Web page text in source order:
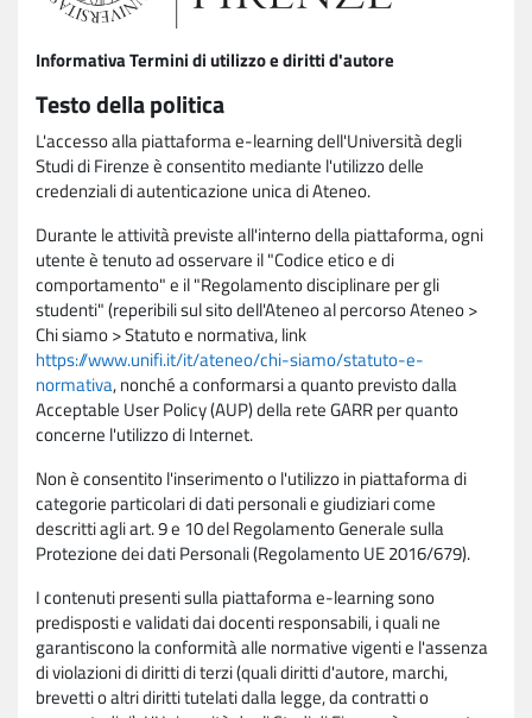
Informativa Termini di utilizzo e diritti d'autore
Testo della politica
L'accesso alla piattaforma e-learning dell'Università degli
Studi di Firenze è consentito mediante l'utilizzo delle
credenziali di autenticazione unica di Ateneo.
Durante le attività previste all'interno della piattaforma, ogni
utente è tenuto ad osservare il "Codice etico e di
comportamento" e il "Regolamento disciplinare per gli
studenti" (reperibili sul sito dell'Ateneo al percorso Ateneo >
Chi siamo > Statuto e normativa, link
https://www.unifi.it/it/ateneo/chi-siamo/statuto-e-
normativa, nonché a conformarsi a quanto previsto dalla
Acceptable User Policy (AUP) della rete GARR per quanto
concerne l'utilizzo di Internet.
Non è consentito l'inserimento o l'utilizzo in piattaforma di
categorie particolari di dati personali e giudiziari come
descritti agli art. 9 e 10 del Regolamento Generale sulla
Protezione dei dati Personali (Regolamento UE 2016/679).
I contenuti presenti sulla piattaforma e-learning sono
predisposti e validati dai docenti responsabili, i quali ne
garantiscono la conformità alle normative vigenti e l'assenza
di violazioni di diritti di terzi (quali diritti d'autore, marchi,
brevetti o altri diritti tutelati dalla legge, da contratti o